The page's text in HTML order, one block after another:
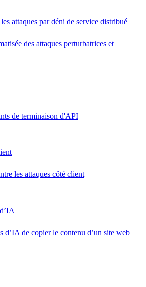
attaques par déni de service distribué
des attaques perturbatrices et
de terminaison d'API
les attaques côté client
d’IA de copier le contenu d’un site web